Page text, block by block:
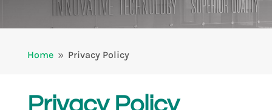
Home 9 Privacy Policy